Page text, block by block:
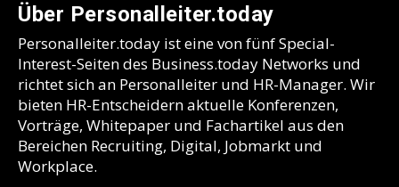
Über Personalleiter.today
Personalleiter.today ist eine von fünf Special-
Interest-Seiten des Business.today Networks und
richtet sich an Personalleiter und HR-Manager. Wir
bieten HR-Entscheidern aktuelle Konferenzen,
Vorträge, Whitepaper und Fachartikel aus den
Bereichen Recruiting, Digital, Jobmarkt und
Workplace.